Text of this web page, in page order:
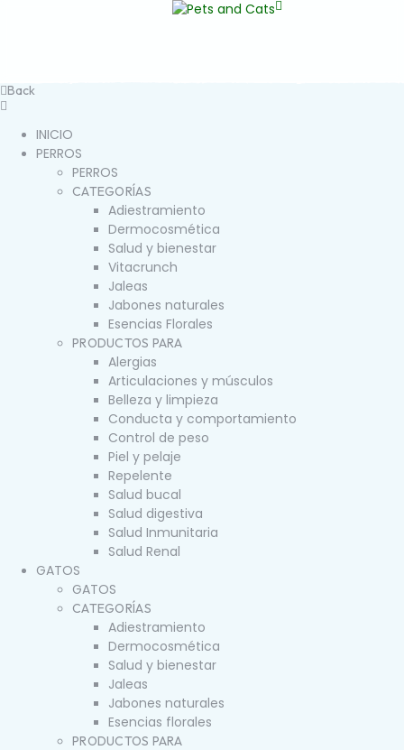
Back
INICIO
PERROS
PERROS
CATEGORÍAS
Adiestramiento
Dermocosmética
Salud y bienestar
Vitacrunch
Jaleas
Jabones naturales
Esencias Florales
PRODUCTOS PARA
Alergias
Articulaciones y músculos
Belleza y limpieza
Conducta y comportamiento
Control de peso
Piel y pelaje
Repelente
Salud bucal
Salud digestiva
Salud Inmunitaria
Salud Renal
GATOS
GATOS
CATEGORÍAS
Adiestramiento
Dermocosmética
Salud y bienestar
Jaleas
Jabones naturales
Esencias florales
PRODUCTOS PARA